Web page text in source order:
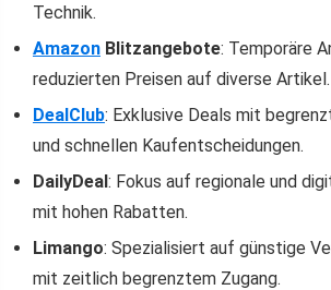
Technik.
Amazon Blitzangebote: Temporäre
reduzierten Preisen auf diverse Artikel.
DealClub: Exklusive Deals mit
und schnellen Kaufentscheidungen.
DailyDeal: Fokus auf regionale und
mit hohen Rabatten.
Limango: Spezialisiert auf günstige
mit zeitlich begrenztem Zugang.